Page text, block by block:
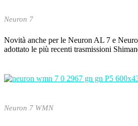
Neuron 7
Novità anche per le Neuron AL 7 e
adottato le più recenti trasmissioni
Neuron 7 WMN